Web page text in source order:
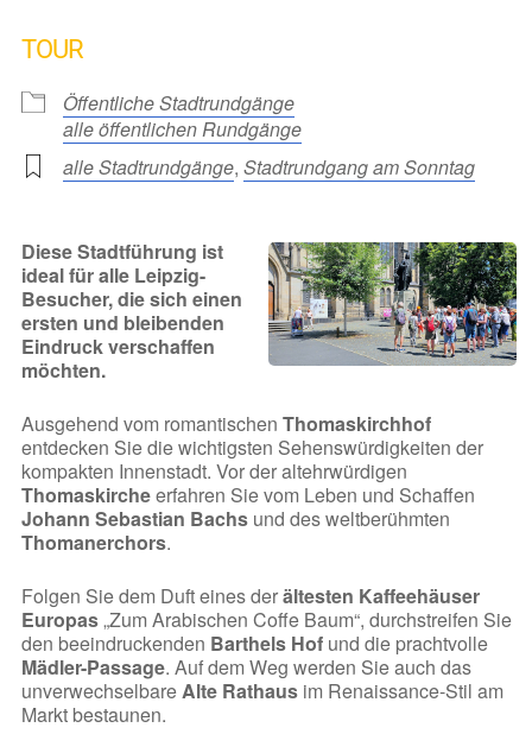
TOUR
Öffentliche Stadtrundgänge
alle öffentlichen Rundgänge
alle Stadtrundgänge, Stadtrundgang am Sonntag
Diese Stadtführung ist
ideal für alle Leipzig-
Besucher, die sich einen
ersten und bleibenden
Eindruck verschaffen
möchten.
Ausgehend vom romantischen Thomaskirchhof
entdecken Sie die wichtigsten Sehenswürdigkeiten der
kompakten Innenstadt. Vor der altehrwürdigen
Thomaskircheerfahren Sie vom Leben und Schaffen
Johann Sebastian Bachsund des weltberühmten
Thomanerchors.
Folgen Sie dem Duft eines derältesten Kaffeehäuser
Europas„Zum Arabischen Coffe Baum“, durchstreifen Sie
den beeindruckenden Barthels Hofund die prachtvolle
Mädler-Passage. Auf dem Weg werden Sie auch das
unverwechselbareAlte Rathausim Renaissance-Stil am
Markt bestaunen.